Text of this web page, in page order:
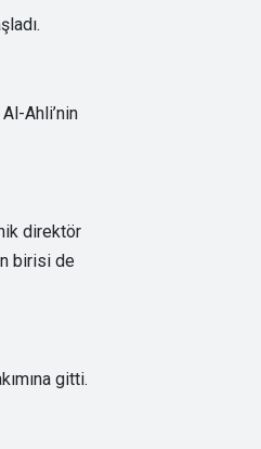
Ahli’nin
direktör
birisi de
gitti.